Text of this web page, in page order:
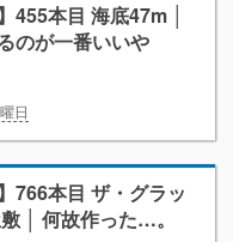
455本目 海底47m │
のが一番いいや
日
766本目 ザ・グラッ
│ 何故作った…。